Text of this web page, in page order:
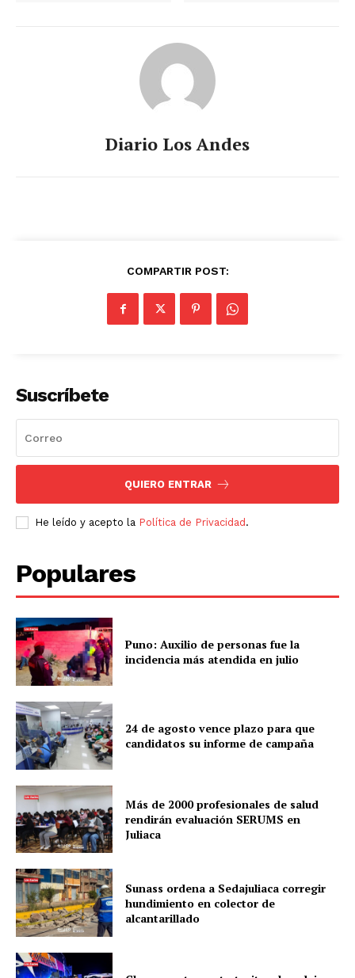
Diario Los Andes
COMPARTIR POST:
Suscríbete
QUIERO ENTRAR
He leído y acepto la Política de Privacidad .
Populares
Puno: Auxilio de personas fue la
incidencia más atendida en julio
24 de agosto vence plazo para que
candidatos su informe de campaña
Más de 2000 profesionales de salud
rendirán evaluación SERUMS en
Juliaca
Sunass ordena a Sedajuliaca corregir
hundimiento en colector de
alcantarillado